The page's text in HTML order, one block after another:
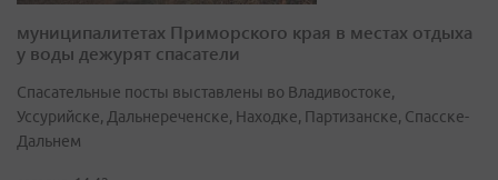
муниципалитетах Приморского края в местах отдыха
у воды дежурят спасатели
Спасательные посты выставлены во Владивостоке,
Уссурийске, Дальнереченске, Находке, Партизанске, Спасске-
Дальнем